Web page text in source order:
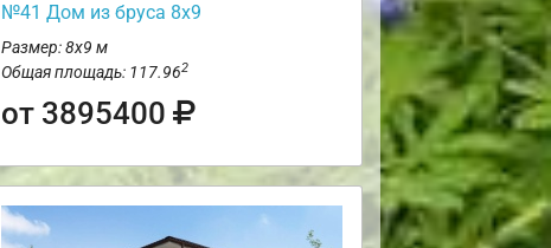
№41 Дом из бруса 8х9
Размер: 8х9 м
Общая площадь: 117.962
от 3895400